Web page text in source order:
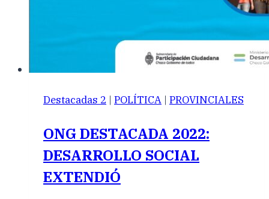
Destacadas 2 | POLÍTICA | PROVINCIALES
ONG DESTACADA 2022:
DESARROLLO SOCIAL
EXTENDIÓ